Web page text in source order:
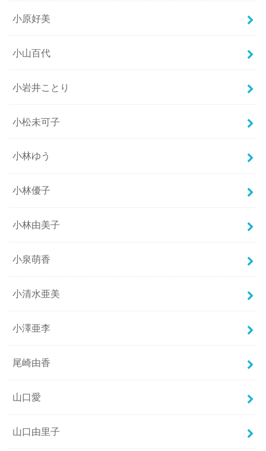
小原好美
小山百代
小岩井ことり
小松未可子
小林ゆう
小林優子
小林由美子
小泉萌香
小清水亜美
小澤亜李
尾崎由香
山口愛
山口由里子